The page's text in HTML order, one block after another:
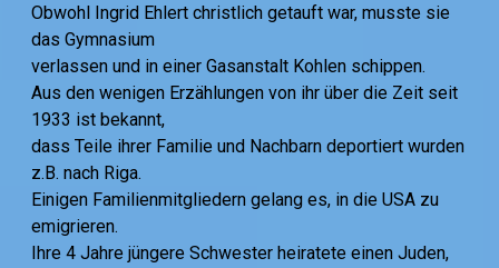
Obwohl Ingrid Ehlert christlich getauft war, musste sie
das Gymnasium
verlassen und in einer Gasanstalt Kohlen schippen.
Aus den wenigen Erzählungen von ihr über die Zeit seit
1933 ist bekannt,
dass Teile ihrer Familie und Nachbarn deportiert wurden
z.B. nach Riga.
Einigen Familienmitgliedern gelang es, in die USA zu
emigrieren.
Ihre 4 Jahre jüngere Schwester heiratete einen Juden,